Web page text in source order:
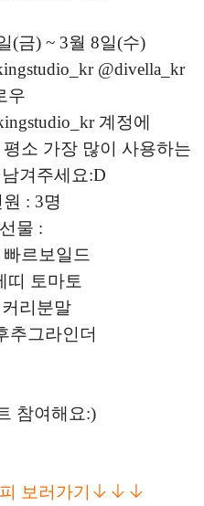
(금) ~ 3월 8일(수)
@divella_kr
우
계정에
소 가장 많이 사용하는
겨주세요:D
: 3명
물 :
르보일드
띠 토마토
리분말
추그라인더
참여해요:)
보러가기 ↓ ↓ ↓